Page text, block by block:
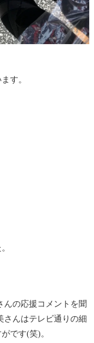
す。
んの応援コメントを聞
さんはテレビ通りの細
です(笑)。